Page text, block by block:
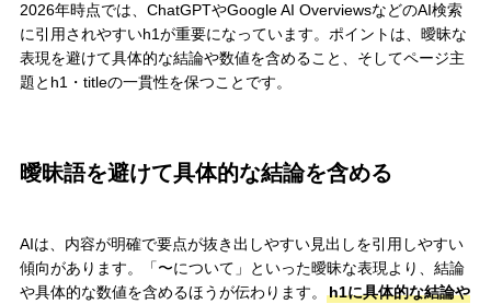
2026年時点では、ChatGPTやGoogle AI OverviewsなどのAI検索
に引用されやすいh1が重要になっています。ポイントは、曖昧な
表現を避けて具体的な結論や数値を含めること、そしてページ主
題とh1・titleの一貫性を保つことです。
曖昧語を避けて具体的な結論を含める
AIは、内容が明確で要点が抜き出しやすい見出しを引用しやすい
傾向があります。「〜について」といった曖昧な表現より、結論
や具体的な数値を含めるほうが伝わります。
h1に具体的な結論や